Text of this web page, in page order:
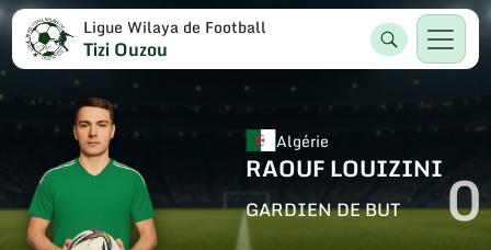
Ligue Wilaya de Football
Tizi Ouzou
Algérie
RAOUF LOUIZINI
GARDIEN DE BUT 0